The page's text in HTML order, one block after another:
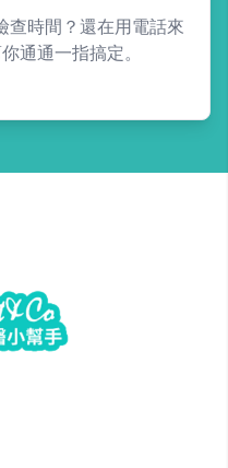
查時間？還在用電話來
通通一指搞定。